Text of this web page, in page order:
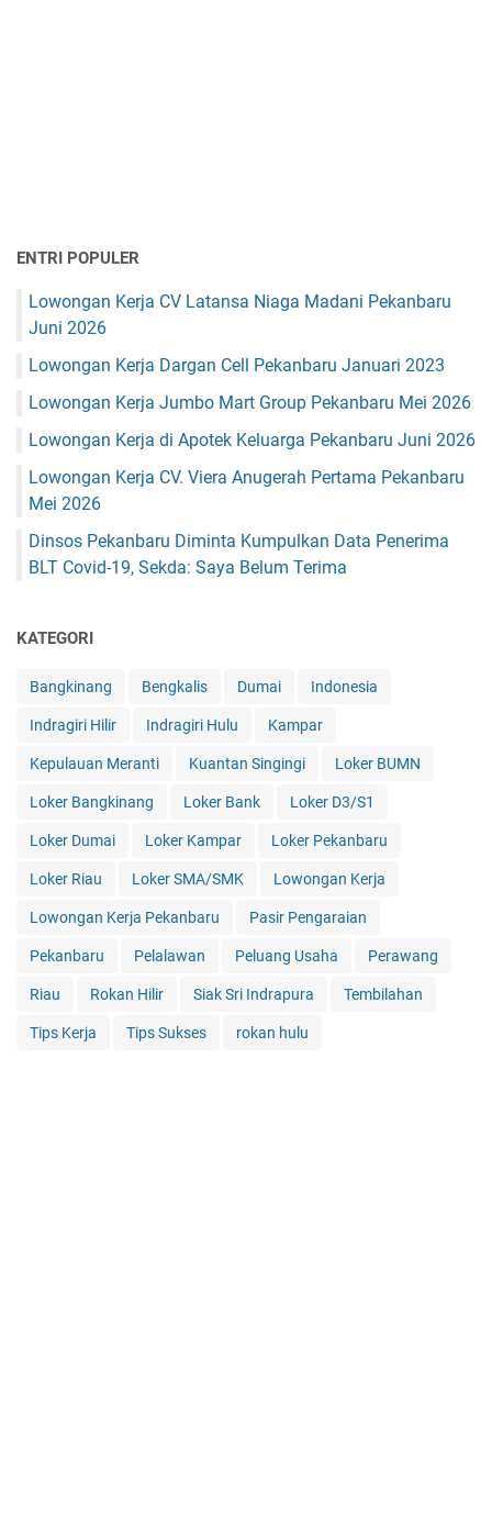
ENTRI POPULER
Lowongan Kerja CV Latansa Niaga Madani Pekanbaru
Juni 2026
Lowongan Kerja Dargan Cell Pekanbaru Januari 2023
Lowongan Kerja Jumbo Mart Group Pekanbaru Mei 2026
Lowongan Kerja di Apotek Keluarga Pekanbaru Juni 2026
Lowongan Kerja CV. Viera Anugerah Pertama Pekanbaru
Mei 2026
Dinsos Pekanbaru Diminta Kumpulkan Data Penerima
BLT Covid-19, Sekda: Saya Belum Terima
KATEGORI
Bangkinang Bengkalis Dumai Indonesia
Indragiri Hilir Indragiri Hulu Kampar
Kepulauan Meranti Kuantan Singingi Loker BUMN
Loker Bangkinang Loker Bank Loker D3/S1
Loker Dumai Loker Kampar Loker Pekanbaru
Loker Riau Loker SMA/SMK Lowongan Kerja
Lowongan Kerja Pekanbaru Pasir Pengaraian
Pekanbaru Pelalawan Peluang Usaha Perawang
Riau Rokan Hilir Siak Sri Indrapura Tembilahan
Tips Kerja Tips Sukses rokan hulu